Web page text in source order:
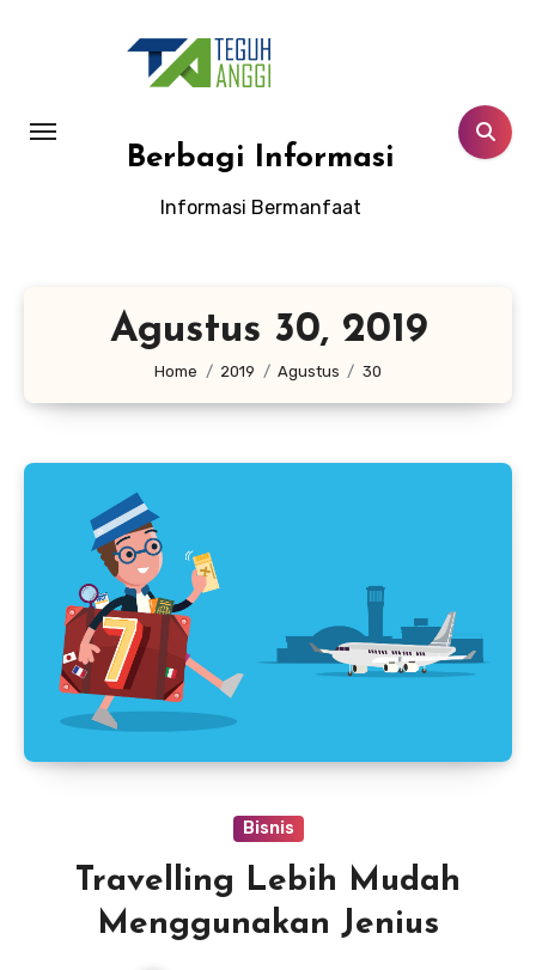
Berbagi Informasi
Informasi Bermanfaat
Agustus 30, 2019
Home 2019 Agustus 30
Bisnis
Travelling Lebih Mudah
Menggunakan Jenius